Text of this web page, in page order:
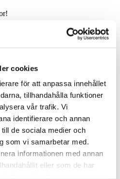
cookies
för att anpassa innehållet
tillhandahålla funktioner
vår trafik. Vi
identifierare och annan
de sociala medier och
som vi samarbetar med.
informationen med annan
eller som de har